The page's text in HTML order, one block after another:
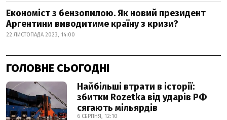
Економіст з бензопилою. Як новий президент
Аргентини виводитиме країну з кризи?
22 ЛИСТОПАДА 2023, 14:00
ГОЛОВНЕ СЬОГОДНІ
Найбільші втрати в історії:
збитки Rozetka від ударів РФ
сягають мільярдів
6 СЕРПНЯ, 12:10